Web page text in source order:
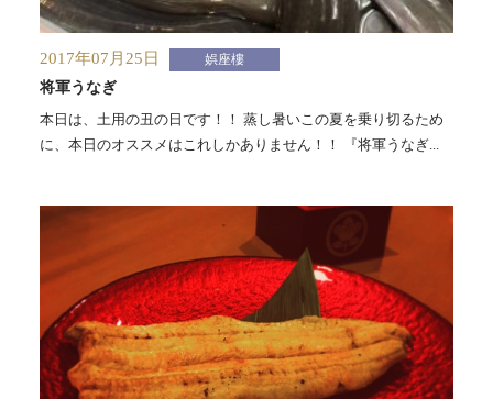
2017年07月25日 娯座樓
将軍うなぎ
本日は、土用の丑の日です！！ 蒸し暑いこの夏を乗り切るため
に、本日のオススメはこれしかありません！！ 『将軍うなぎ...